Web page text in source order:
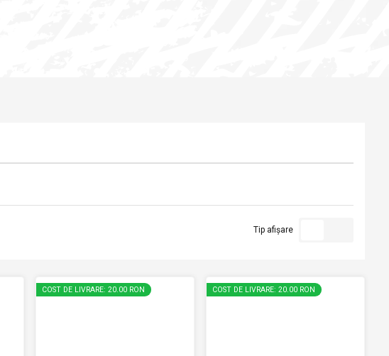
Tip afișare
COST DE LIVRARE: 20.00 RON COST DE LIVRARE: 20.00 RON